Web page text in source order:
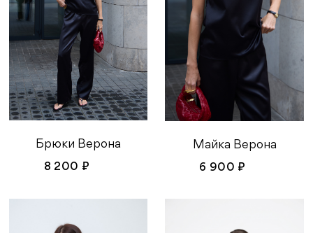
Брюки Верона
8 200 ₽
Майка Верона
6 900 ₽